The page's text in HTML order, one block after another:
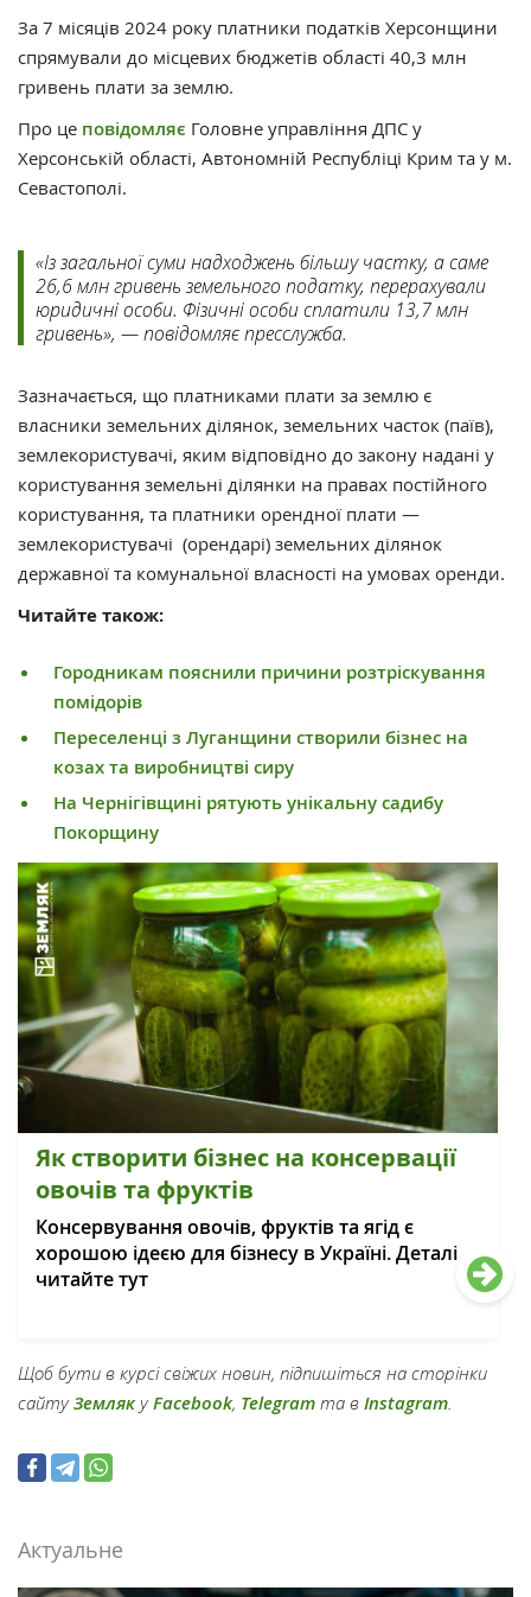
За 7 місяців 2024 року платники податків Херсонщини
спрямували до місцевих бюджетів області 40,3 млн
гривень плати за землю.
Про це повідомляє Головне управління ДПС у
Херсонській області, Автономній Республіці Крим та у м.
Севастополі.
«Із загальної суми надходжень більшу частку, а саме
26,6 млн гривень земельного податку, перерахували
юридичні особи. Фізичні особи сплатили 13,7 млн
гривень», — повідомляє пресслужба.
Зазначається, що платниками плати за землю є
власники земельних ділянок, земельних часток (паїв),
землекористувачі, яким відповідно до закону надані у
користування земельні ділянки на правах постійного
користування, та платники орендної плати —
землекористувачі (орендарі) земельних ділянок
державної та комунальної власності на умовах оренди.
Читайте також:
Городникам пояснили причини розтріскування
помідорів
Переселенці з Луганщини створили бізнес на
козах та виробництві сиру
На Чернігівщині рятують унікальну садибу
Покорщину
Як створити бізнес на консервації
овочів та фруктів
Консервування овочів, фруктів та ягід є
хорошою ідеєю для бізнесу в Україні. Деталі
читайте тут
Щоб бути в курсі свіжих новин, підпишіться на сторінки
сайтуЗемлякуFacebook, Telegram та в Instagram.
Актуальне